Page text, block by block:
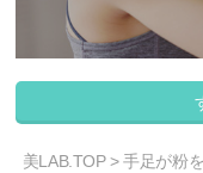
美LAB.TOP> 手足が粉